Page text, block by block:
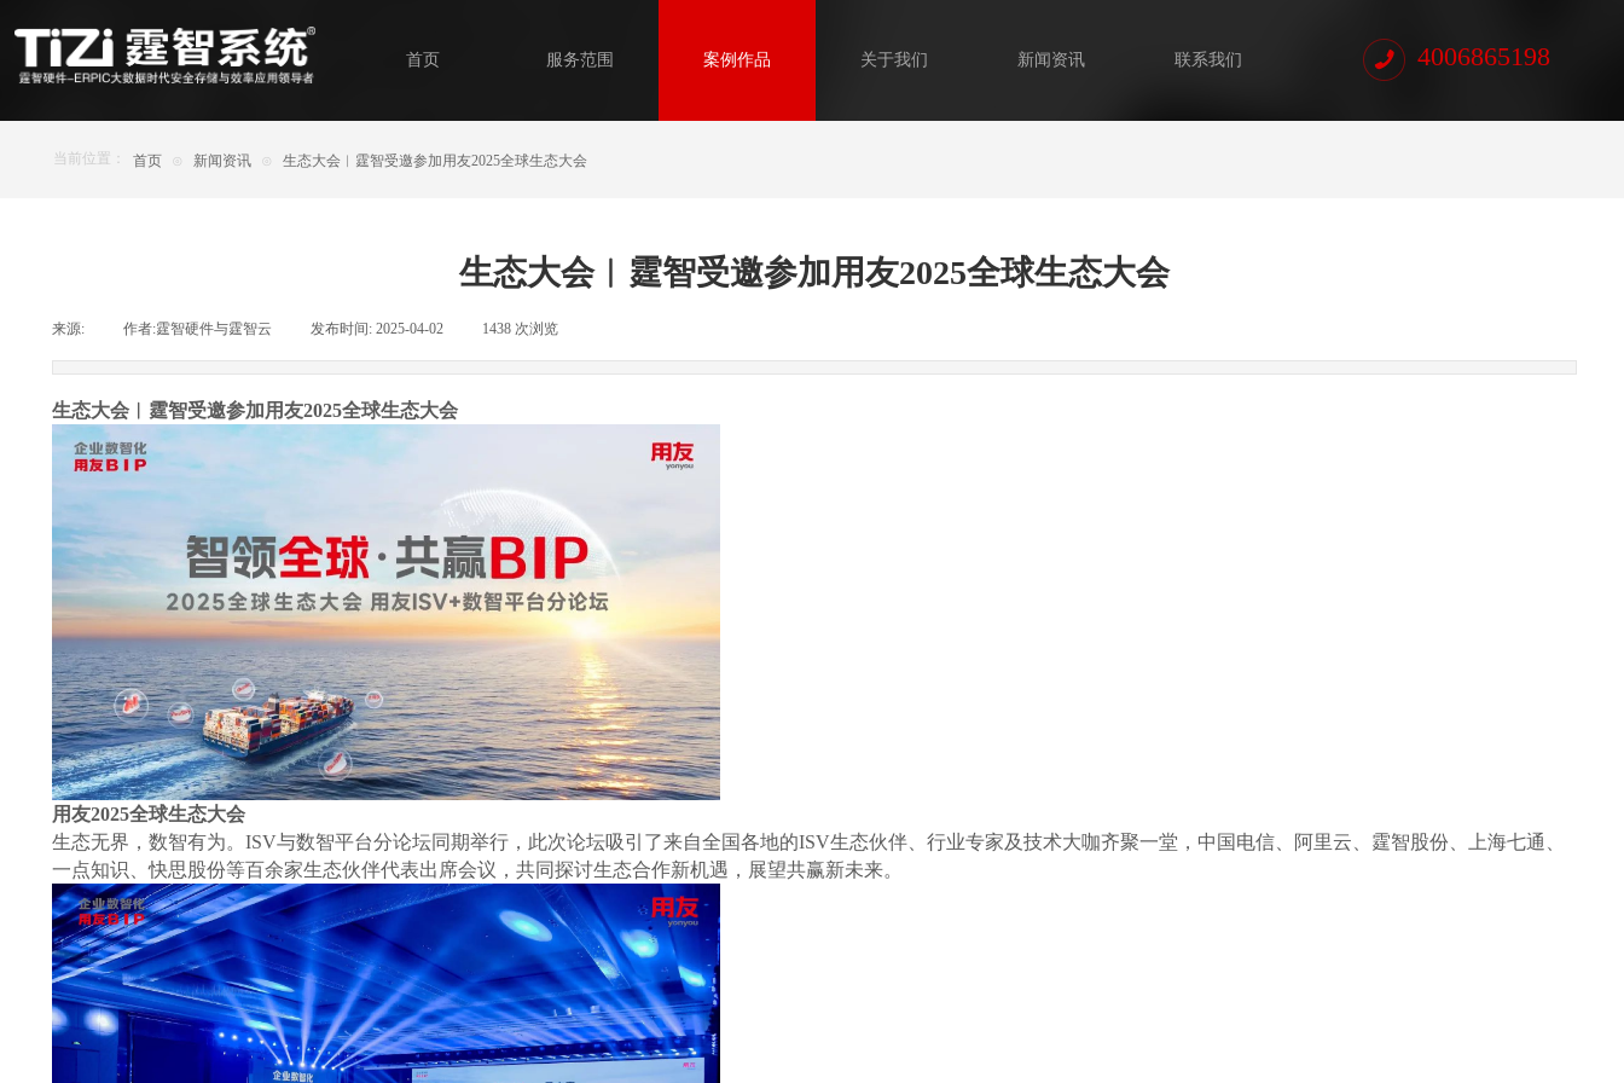
首页 服务范围 案例作品 关于我们 新闻资讯 联系我们 4006865198
首页 ⊙ 新闻资讯 ⊙ 生态大会︱霆智受邀参加用友2025全球生态大会
当前位置：
生态大会︱霆智受邀参加用友2025全球生态大会
来源: 作者:霆智硬件与霆智云 发布时间: 2025-04-02 1438 次浏览
生态大会︱霆智受邀参加用友2025全球生态大会
用友2025全球生态大会
生态无界，数智有为。 ISV与数智平台分论坛同期举行，此次论坛吸引了来自全国各地的ISV生态伙伴、行业专家及技术大咖齐聚一堂，中国电信、阿里云 霆智股份、
上海七通、
一点知识、快思股份等百余家生态伙伴代表出席会议，共同探讨生态合作新机遇，展望共赢新未来。